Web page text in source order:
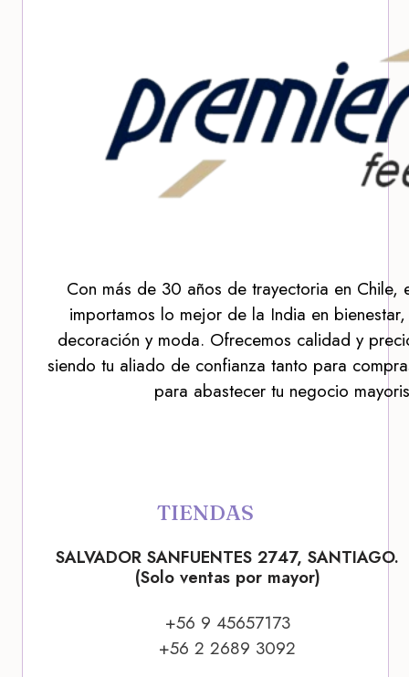
Con más de 30 años de trayectoria en Chile,
importamos lo mejor de la India en
decoración y moda. Ofrecemos calidad y
siendo tu aliado de confianza tanto para
para abastecer tu negocio
TIENDAS
SALVADOR SANFUENTES 2747, SANTIAGO.
(Solo ventas por mayor)
+56 9 45657173
+56 2 2689 3092